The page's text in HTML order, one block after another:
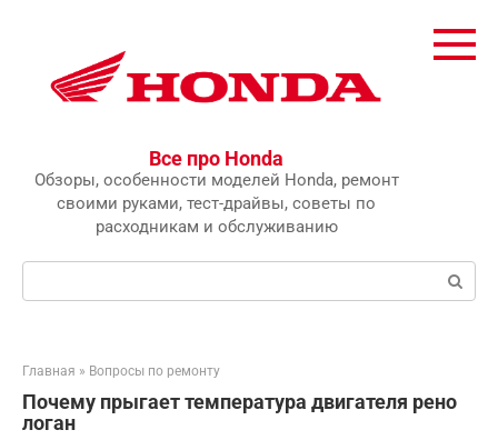
Все про Honda
Обзоры, особенности моделей Honda, ремонт
своими руками, тест-драйвы, советы по
расходникам и обслуживанию
Главная » Вопросы по ремонту
Почему прыгает температура двигателя рено
логан